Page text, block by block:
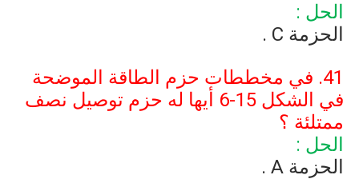
الحل :
الحزمة C
.
41. في مخططات حزم الطاقة الموضحة
في الشكل 6-15 أيها له حزم توصيل نصف
ممتلئة ؟
الحل :
الحزمة A
.